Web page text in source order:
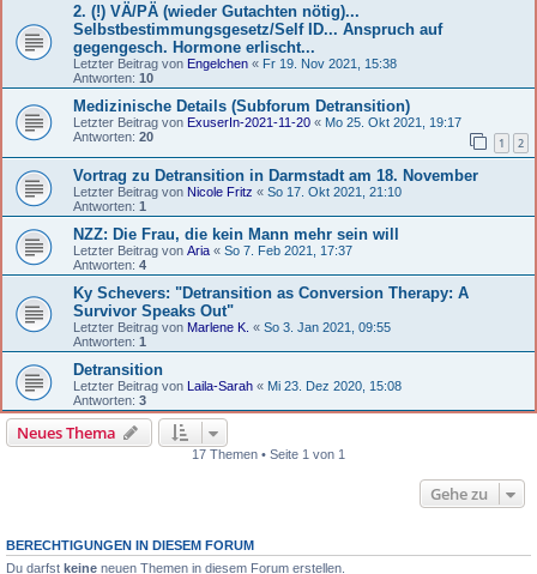
2. (!) VÄ/PÄ (wieder Gutachten nötig)...
Selbstbestimmungsgesetz/Self ID... Anspruch auf
gegengesch. Hormone erlischt...
Letzter Beitrag von Engelchen « Fr 19. Nov 2021, 15:38
Antworten: 10
Medizinische Details (Subforum Detransition)
Letzter Beitrag von ExuserIn-2021-11-20 « Mo 25. Okt 2021, 19:17
Antworten: 20 1 2
Vortrag zu Detransition in Darmstadt am 18. November
Letzter Beitrag von Nicole Fritz « So 17. Okt 2021, 21:10
Antworten: 1
NZZ: Die Frau, die kein Mann mehr sein will
Letzter Beitrag von Aria « So 7. Feb 2021, 17:37
Antworten: 4
Ky Schevers: "Detransition as Conversion Therapy: A
Survivor Speaks Out"
Letzter Beitrag von Marlene K. « So 3. Jan 2021, 09:55
Antworten: 1
Detransition
Letzter Beitrag von Laila-Sarah « Mi 23. Dez 2020, 15:08
Antworten: 3
Neues Thema
17 Themen • Seite 1 von 1
Gehe zu
BERECHTIGUNGEN IN DIESEM FORUM
Du darfst keine neuen Themen in diesem Forum erstellen.